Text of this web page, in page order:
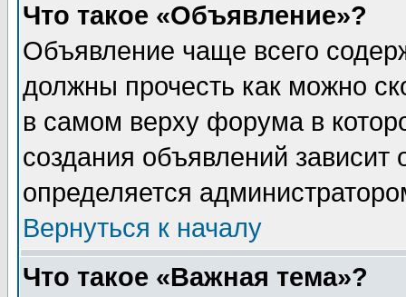
Что такое «Объявление»?
Объявление чаще всего
должны прочесть как можно
в самом верху форума в
создания объявлений зависит
определяется
Вернуться к началу
Что такое «Важная тема»?